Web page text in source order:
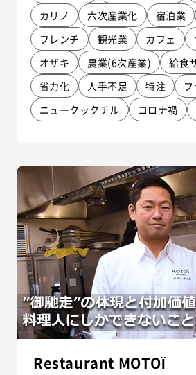
カリノ
六次産業化 宿泊業
フレンチ
観光業 カフェ
オザキ
農業(6次産業) 給食
省力化
人手不足 特注
ニュークックチル
コロナ禍
Restaurant MOTOÏ